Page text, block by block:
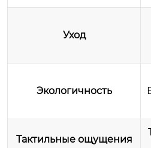
Уход
Экологичность
Тактильные ощущения